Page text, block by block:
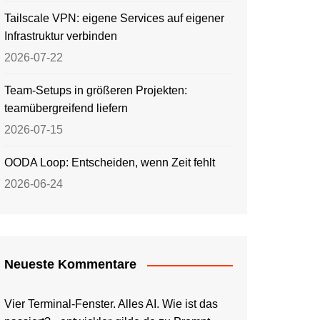
Tailscale VPN: eigene Services auf eigener
Infrastruktur verbinden
2026-07-22
Team-Setups in größeren Projekten:
teamübergreifend liefern
2026-07-15
OODA Loop: Entscheiden, wenn Zeit fehlt
2026-06-24
Neueste Kommentare
Vier Terminal-Fenster. Alles AI. Wie ist das